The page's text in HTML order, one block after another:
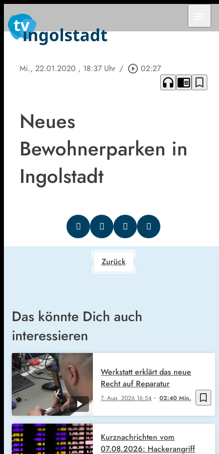
Mi., 22.01.2020 , 18:37 Uhr / play_circle_outline 02:27
headphones chrome_reader_mode bookmark_border
Neues
Bewohnerparken in
Ingolstadt
Zurück
Das könnte Dich auch
interessieren
bookmark_border
7. Aug. 2026 16:54 02:40 Min.
Werkstatt erklärt das neue
Recht auf Reparatur
Kurznachrichten vom
07.08.2026: Hackerangriff